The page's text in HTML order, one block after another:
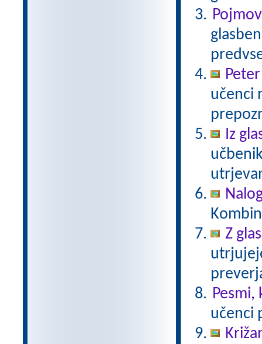
učenci
Iz
Z
Pesmi,
učenci